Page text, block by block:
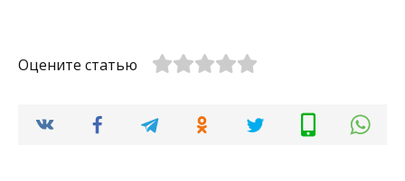
Оцените статью